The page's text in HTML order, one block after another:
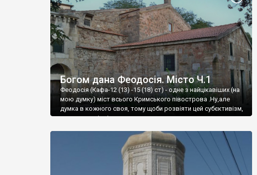
Богом дана Феодосія. Місто Ч.1
Феодосія (Кафа-12 (13) -15 (18) ст) - одне з найцікавіших (на
мою думку) міст всього Кримського півострова .Ну,але
думка в кожного своя, тому щоби розвіяти цей субєктивізм,
запрошую відвідати це